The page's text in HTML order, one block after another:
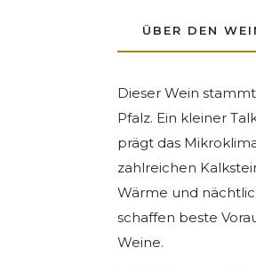
ÜBER DEN
Dieser Wein
Pfalz. Ein kleiner
prägt das
zahlreichen
Wärme und
schaffen beste
Weine.